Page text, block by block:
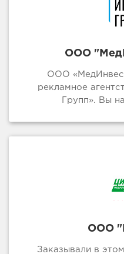
ООО
ООО
рекламное
Групп». Вы
ООО
Заказывали в